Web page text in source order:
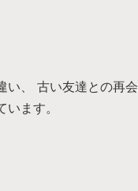
い、 古い友達との再会
ます。